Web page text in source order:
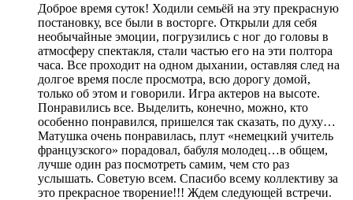
Доброе время суток! Ходили семьёй на эту прекрасную
постановку, все были в восторге. Открыли для себя
необычайные эмоции, погрузились с ног до головы в
атмосферу спектакля, стали частью его на эти полтора
часа. Все проходит на одном дыхании, оставляя след на
долгое время после просмотра, всю дорогу домой,
только об этом и говорили. Игра актеров на высоте.
Понравились все. Выделить, конечно, можно, кто
особенно понравился, пришелся так сказать, по духу…
Матушка очень понравилась, плут «немецкий учитель
французского» порадовал, бабуля молодец…в общем,
лучше один раз посмотреть самим, чем сто раз
услышать. Советую всем. Спасибо всему коллективу за
это прекрасное творение!!! Ждем следующей встречи.